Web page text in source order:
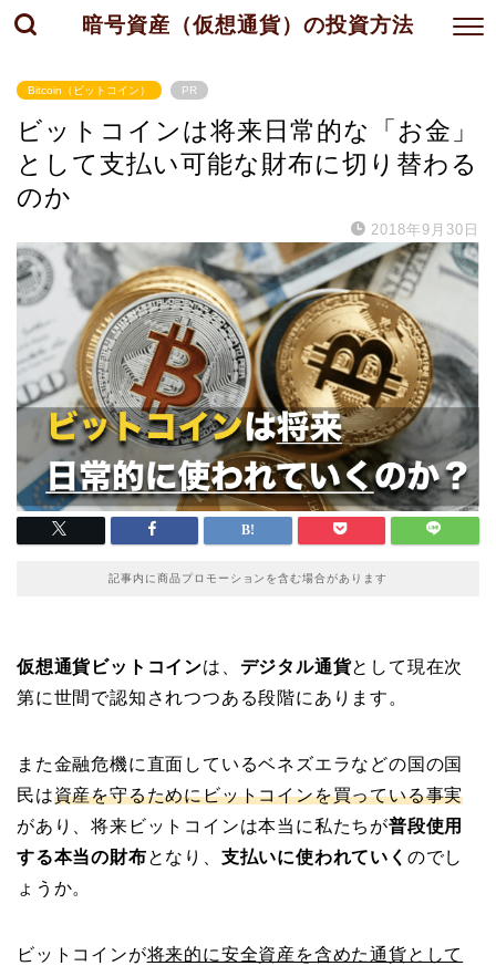
暗号資産（仮想通貨）の投資方法
Bitcoin（ビットコイン） PR
ビットコインは将来日常的な「お金」
として支払い可能な財布に切り替わる
のか
2018年9月30日
記事内に商品プロモーションを含む場合があります
仮想通貨ビットコインは、 デジタル通貨として現在次
第に世間で認知されつつある段階にあります。
また金融危機に直面しているベネズエラなどの国の国
民は資産を守るためにビットコインを買っている事実
があり、将来ビットコインは本当に私たちが普段使用
する本当の財布となり、 支払いに使われていく のでし
ょうか。
ビットコインが将来的に安全資産を含めた通貨として